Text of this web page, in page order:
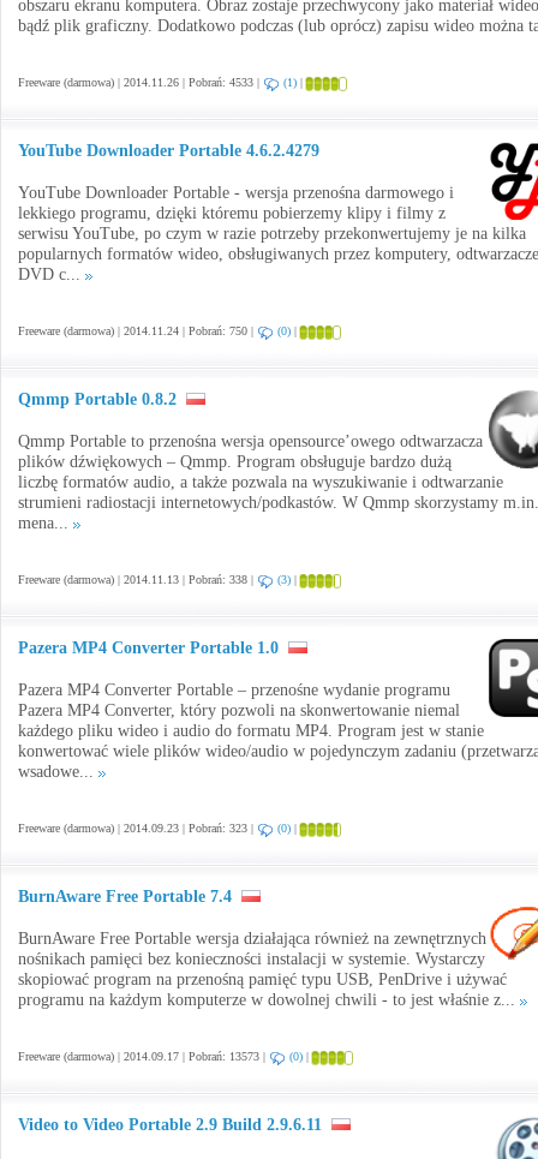
obszaru ekranu komputera. Obraz zostaje przechwycony jako materiał wideo
bądź plik graficzny. Dodatkowo podczas (lub oprócz) zapisu wideo można
Freeware (darmowa) | 2014.11.26 | Pobrań: 4533 | (1) |
YouTube Downloader Portable 4.6.2.4279
YouTube Downloader Portable - wersja przenośna darmowego i
lekkiego programu, dzięki któremu pobierzemy klipy i filmy z
serwisu YouTube, po czym w razie potrzeby przekonwertujemy je na kilka
popularnych formatów wideo, obsługiwanych przez komputery, odtwarzacze
DVD c...
Freeware (darmowa) | 2014.11.24 | Pobrań: 750 | (0) |
Qmmp Portable 0.8.2
Qmmp Portable to przenośna wersja opensource’owego odtwarzacza
plików dźwiękowych – Qmmp. Program obsługuje bardzo dużą
liczbę formatów audio, a także pozwala na wyszukiwanie i odtwarzanie
strumieni radiostacji internetowych/podkastów. W Qmmp skorzystamy
mena...
Freeware (darmowa) | 2014.11.13 | Pobrań: 338 | (3) |
Pazera MP4 Converter Portable 1.0
Pazera MP4 Converter Portable – przenośne wydanie programu
Pazera MP4 Converter, który pozwoli na skonwertowanie niemal
każdego pliku wideo i audio do formatu MP4. Program jest w stanie
konwertować wiele plików wideo/audio w pojedynczym zadaniu
wsadowe...
Freeware (darmowa) | 2014.09.23 | Pobrań: 323 | (0) |
BurnAware Free Portable 7.4
BurnAware Free Portable wersja działająca również na zewnętrznych
nośnikach pamięci bez konieczności instalacji w systemie. Wystarczy
skopiować program na przenośną pamięć typu USB, PenDrive i używać
programu na każdym komputerze w dowolnej chwili - to jest właśnie z...
Freeware (darmowa) | 2014.09.17 | Pobrań: 13573 | (0) |
Video to Video Portable 2.9 Build 2.9.6.11